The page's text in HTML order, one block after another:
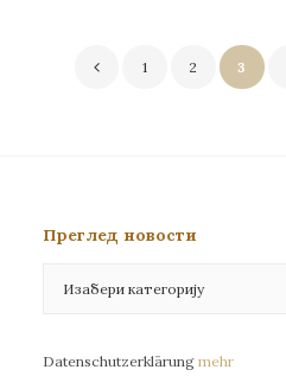
Пагинација
1 2 3
Преглед новости
новости
Datenschutzerklärung mehr